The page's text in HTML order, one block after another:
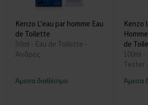
Kenzo L'eau par homme Eau
de Toilette
50ml - Eau de Toilette -
Άνδρες
Άμεσα διαθέσιμο
Kenzo
de
100ml
Tester
Άμεσα